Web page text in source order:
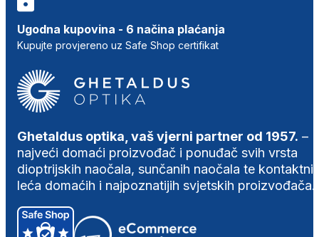
Ugodna kupovina - 6 načina plaćanja
Kupujte provjereno uz Safe Shop certifikat
Ghetaldus optika, vaš vjerni partner od 1957. –
najveći domaći proizvođač i ponuđač svih vrsta
dioptrijskih naočala, sunčanih naočala te
leća domaćih i najpoznatijih svjetskih proizvođača.